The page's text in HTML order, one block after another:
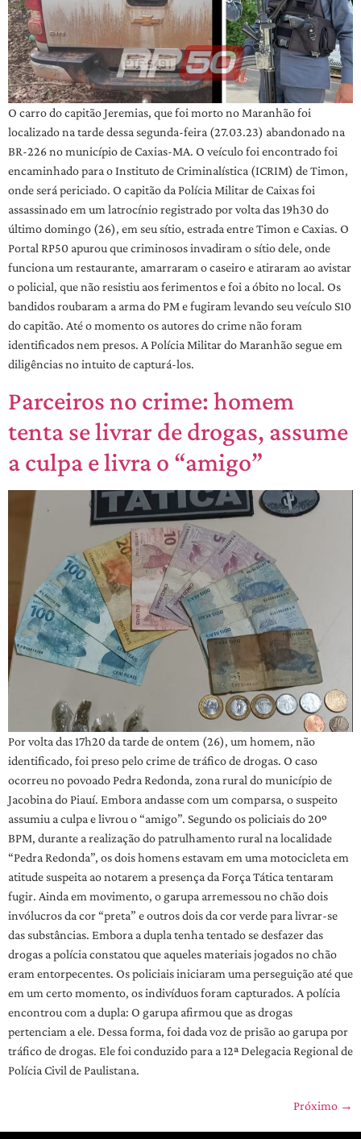
O carro do capitão Jeremias, que foi morto no Maranhão foi
localizado na tarde dessa segunda-feira (27.03.23) abandonado na
BR-226 no município de Caxias-MA. O veículo foi encontrado foi
encaminhado para o Instituto de Criminalística (ICRIM) de Timon,
onde será periciado. O capitão da Polícia Militar de Caixas foi
assassinado em um latrocínio registrado por volta das 19h30 do
último domingo (26), em seu sítio, estrada entre Timon e Caxias. O
Portal RP50 apurou que criminosos invadiram o sítio dele, onde
funciona um restaurante, amarraram o caseiro e atiraram ao avistar
o policial, que não resistiu aos ferimentos e foi a óbito no local. Os
bandidos roubaram a arma do PM e fugiram levando seu veículo S10
do capitão. Até o momento os autores do crime não foram
identificados nem presos. A Polícia Militar do Maranhão segue em
diligências no intuito de capturá-los.
Parceiros no crime: homem
tenta se livrar de drogas, assume
a culpa e livra o “amigo”
Por volta das 17h20 da tarde de ontem (26), um homem, não
identificado, foi preso pelo crime de tráfico de drogas. O caso
ocorreu no povoado Pedra Redonda, zona rural do município de
Jacobina do Piauí. Embora andasse com um comparsa, o suspeito
assumiu a culpa e livrou o “amigo”. Segundo os policiais do 20º
BPM, durante a realização do patrulhamento rural na localidade
“Pedra Redonda”, os dois homens estavam em uma motocicleta em
atitude suspeita ao notarem a presença da Força Tática tentaram
fugir. Ainda em movimento, o garupa arremessou no chão dois
invólucros da cor “preta” e outros dois da cor verde para livrar-se
das substâncias. Embora a dupla tenha tentado se desfazer das
drogas a polícia constatou que aqueles materiais jogados no chão
eram entorpecentes. Os policiais iniciaram uma perseguição até que
em um certo momento, os indivíduos foram capturados. A polícia
encontrou com a dupla: O garupa afirmou que as drogas
pertenciam a ele. Dessa forma, foi dada voz de prisão ao garupa por
tráfico de drogas. Ele foi conduzido para a 12ª Delegacia Regional de
Polícia Civil de Paulistana.
Próximo →